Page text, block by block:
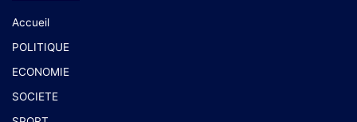
Accueil
POLITIQUE
ECONOMIE
SOCIETE